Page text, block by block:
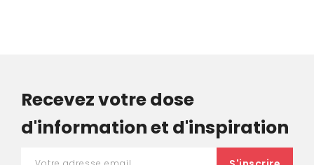
Recevez votre dose
d'information et d'inspiration